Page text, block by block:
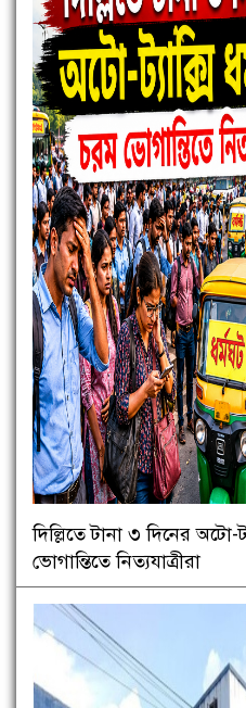
দিল্লিতে টানা ৩ দিনের অটো-
ভোগান্তিতে নিত্যযাত্রীরা